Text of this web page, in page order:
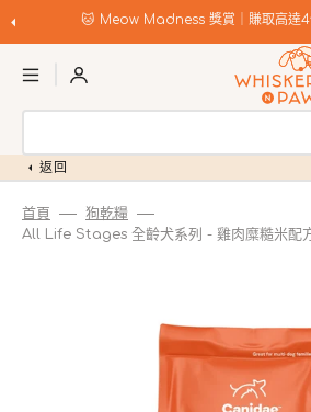
至
容
🐱 Meow Madness 獎賞｜賺取高達4
返回
首頁
狗乾糧
All Life Stages 全齡犬系列 - 雞肉糜糙米配